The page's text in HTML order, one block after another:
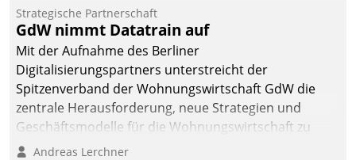
dafür ein Team
bestehend aus
Wohnungsunternehmen
und PropTech.
Strategische Partnerschaft
GdW nimmt Datatrain auf
Mit der Aufnahme des Berliner
Digitalisierungspartners unterstreicht der
Spitzenverband der Wohnungswirtschaft GdW die
zentrale Herausforderung, neue Strategien und
Geschäftsmodelle für die Wohnungswirtschaft zu
entwickeln.
Andreas Lerchner